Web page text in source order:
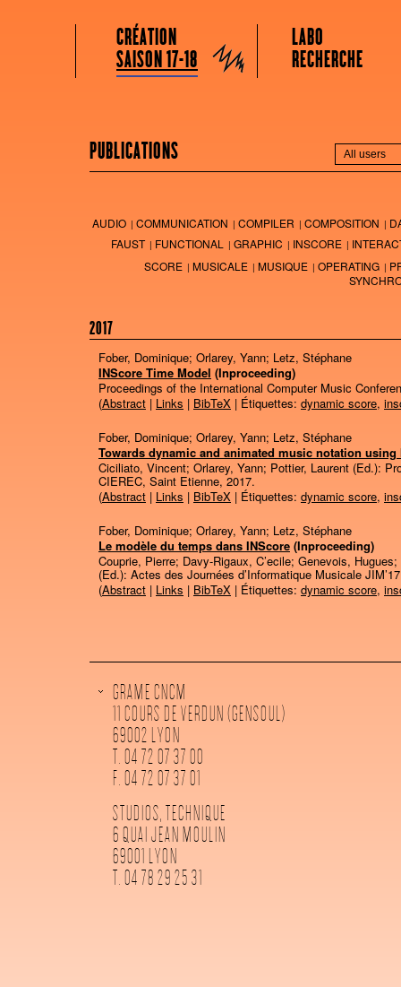
Grame
Menu principal
Aller au contenu principal
Aller au contenu secondaire
CRÉATION
SAISON 17-18
LABO
RECHERCHE
PUBLICATIONS
AUDIO COMMUNICATION COMPILER COMPOSITION
FAUST
FUNCTIONAL GRAPHIC INSCORE
SCORE
MUSICALE MUSIQUE OPERATING
2017
Fober, Dominique; Orlarey, Yann; Letz, Stéphane
INScore Time Model (Inproceeding)
Proceedings of the International Computer Music
(Abstract | Links | BibTeX | Étiquettes: dynamic score,
Fober, Dominique; Orlarey, Yann; Letz, Stéphane
Towards dynamic and animated music notation using
Ciciliato, Vincent; Orlarey, Yann; Pottier, Laurent (Ed.):
CIEREC, Saint Etienne,2017.
(Abstract | Links | BibTeX | Étiquettes: dynamic score,
Fober, Dominique; Orlarey, Yann; Letz, Stéphane
Le modèle du temps dans INScore (Inproceeding)
Couprie, Pierre; Davy-Rigaux, C’ecile; Genevois,
(Ed.): Actes des Journées d’Informatique Musicale
(Abstract | Links | BibTeX | Étiquettes: dynamic score,
GRAME CNCM
11 COURS DE VERDUN (GENSOUL)
69002 LYON
T. 04 72 07 37 00
F. 04 72 07 37 01
STUDIOS, TECHNIQUE
6 QUAI JEAN MOULIN
69001 LYON
T. 04 78 29 25 31